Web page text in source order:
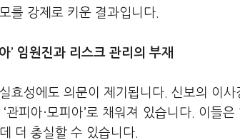
를 강제로 키운 결과입니다.
’ 임원진과 리스크 관리의 부재
효성에도 의문이 제기됩니다. 신보의 이
관피아·모피아’로 채워져 있습니다. 이들
더 충실할 수 있습니다.